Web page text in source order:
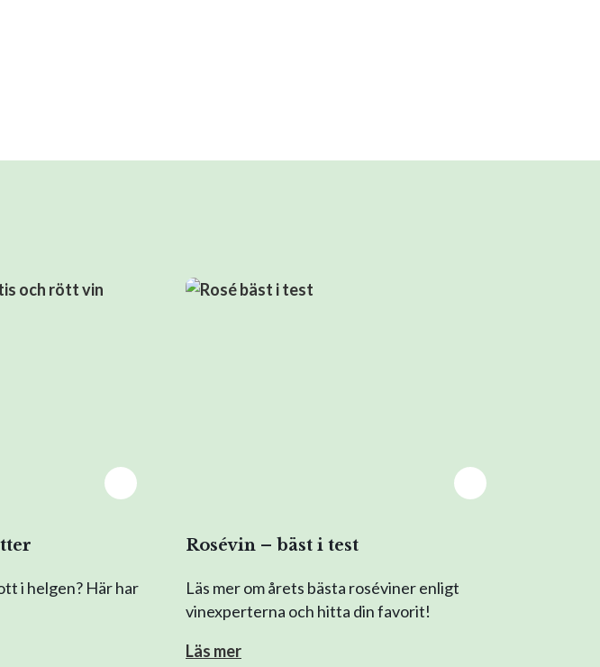
i helgen? Här har
Rosévin – bäst i test
Läs mer om årets bästa roséviner enligt
vinexperterna och hitta din favorit!
Läs mer